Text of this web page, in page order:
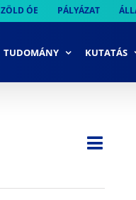
ZÖLD ÓE PÁLYÁZAT
TUDOMÁNY KUTATÁS
Nap